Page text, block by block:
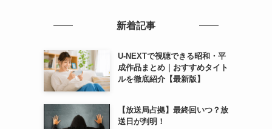
新着記事
U-NEXTで視聴できる昭和・平
成作品まとめ｜おすすめタイト
ルを徹底紹介【最新版】
【放送局占拠】最終回いつ？放
送日が判明！